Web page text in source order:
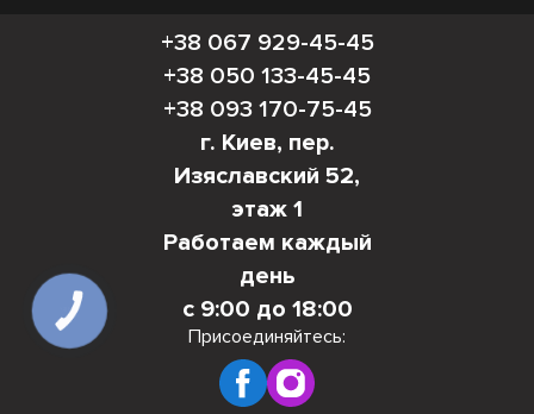
+38 067 929-45-45
+38 050 133-45-45
+38 093 170-75-45
г. Киев, пер.
Изяславский 52,
этаж 1
Работаем каждый
день
с 9:00 до 18:00
Присоединяйтесь:
КНОПКА
СВЯЗИ